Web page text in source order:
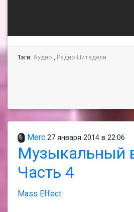
Тэги: Аудио , Радио Цитадели
Merc 27 января 2014 в 22:06
Музыкальный
Часть 4
Mass Effect